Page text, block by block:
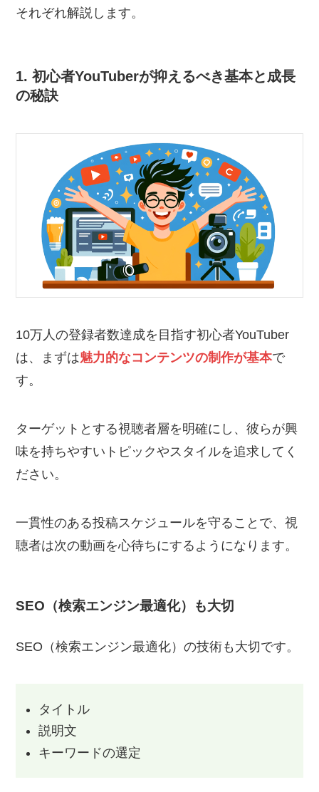
それぞれ解説します。
1. 初心者YouTuberが抑えるべき基本と成長
の秘訣
10万人の登録者数達成を目指す初心者YouTuber
は、まずは魅力的なコンテンツの制作が基本で
す。
ターゲットとする視聴者層を明確にし、彼らが興
味を持ちやすいトピックやスタイルを追求してく
ださい。
一貫性のある投稿スケジュールを守ることで、視
聴者は次の動画を心待ちにするようになります。
SEO（検索エンジン最適化）も大切
SEO（検索エンジン最適化）の技術も大切です。
タイトル
説明文
キーワードの選定